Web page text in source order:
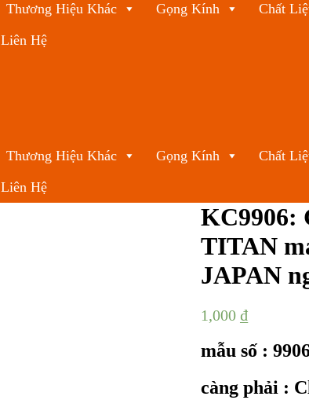
Thương Hiệu Khác Gọng Kính Chất
Liên Hệ
Thương Hiệu Khác Gọng Kính Chất
Liên Hệ
KC9906:
TITAN
JAPAN
1,000 ₫
mẫu số :
càng phải :